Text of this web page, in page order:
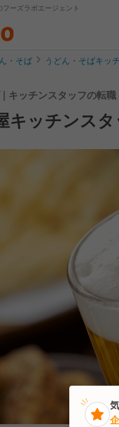
ーズラボエージェント
・そば うどん・そばキッ
キッチンスタッフの転
キッチンス